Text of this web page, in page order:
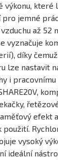
výkonu, které
jemné
až 52
vyznačuje
díky
lze nastavit
i
efekt
vysoký
ideální